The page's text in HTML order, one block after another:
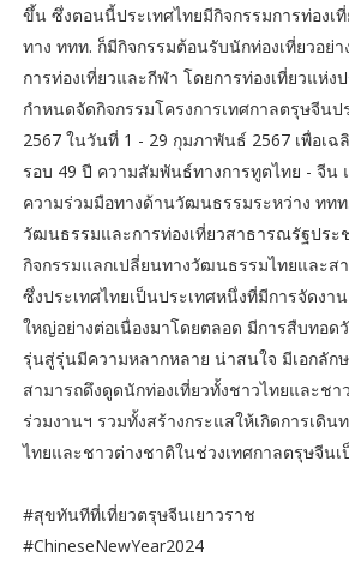
ขึ้น ซึ่งตอนนี้ประเทศไทยมีกิจกรรมการท่องเ
ทาง ททท. ก็มีกิจกรรมต้อนรับนักท่องเที่ยวอย่
การท่องเที่ยวและกีฬา โดยการท่องเที่ยวแห่ง
กำหนดจัดกิจกรรมโครงการเทศกาลตรุษจีนป
2567 ในวันที่ 1 - 29 กุมภาพันธ์ 2567 เพื่อเ
รอบ 49 ปี ความสัมพันธ์ทางการทูตไทย - จีน
ความร่วมมือทางด้านวัฒนธรรมระหว่าง ททท
วัฒนธรรมและการท่องเที่ยวสาธารณรัฐปร
กิจกรรมแลกเปลี่ยนทางวัฒนธรรมไทยและ
ซึ่งประเทศไทยเป็นประเทศหนึ่งที่มีการจัดงา
ใหญ่อย่างต่อเนื่องมาโดยตลอด มีการสืบทอ
รุ่นสู่รุ่นมีความหลากหลาย น่าสนใจ มีเอกลัก
สามารถดึงดูดนักท่องเที่ยวทั้งชาวไทยและชา
ร่วมงานฯ รวมทั้งสร้างกระแสให้เกิดการเดิน
ไทยและชาวต่างชาติในช่วงเทศกาลตรุษจีน
#สุขทันทีที่เที่ยวตรุษจีนเยาวราช
#ChineseNewYear2024